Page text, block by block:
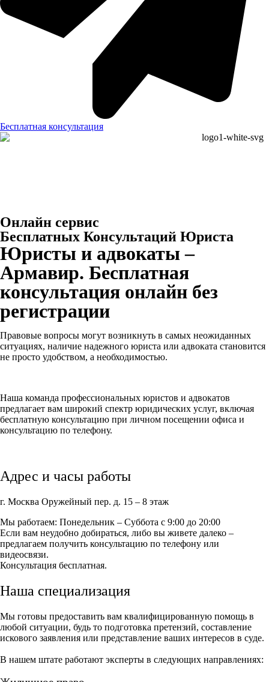
Бесплатная консультация
Онлайн сервис
Бесплатных Консультаций Юриста
Юристы и адвокаты –
Армавир. Бесплатная
консультация онлайн без
регистрации
Правовые вопросы могут возникнуть в самых неожиданных
ситуациях, наличие надежного юриста или адвоката становится
не просто удобством, а необходимостью.
Наша команда профессиональных юристов и адвокатов
предлагает вам широкий спектр юридических услуг, включая
бесплатную консультацию при личном посещении офиса и
консультацию по телефону.
Адрес и часы работы
г. Москва Оружейный пер. д. 15 – 8 этаж
Мы работаем: Понедельник – Суббота с 9:00 до 20:00
Если вам неудобно добираться, либо вы живете далеко –
предлагаем получить консультацию по телефону или
видеосвязи.
Консультация бесплатная.
Наша специализация
Мы готовы предоставить вам квалифицированную помощь в
любой ситуации, будь то подготовка претензий, составление
искового заявления или представление ваших интересов в суде.
В нашем штате работают эксперты в следующих направлениях: